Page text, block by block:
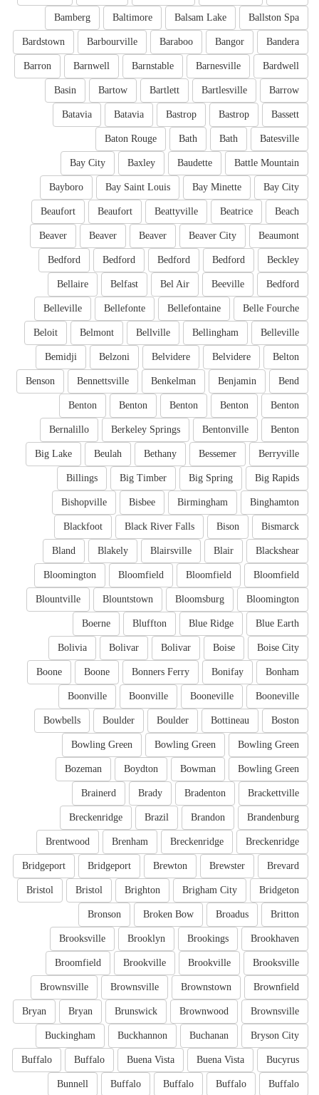
Ballston Spa
Balsam Lake
Baltimore
Bamberg
Bandera
Bangor
Baraboo
Barbourville
Bardstown
Bardwell
Barnesville
Barnstable
Barnwell
Barron
Barrow
Bartlesville
Bartlett
Bartow
Basin
Bassett
Bastrop
Bastrop
Batavia
Batavia
Batesville
Bath
Bath
Baton Rouge
Battle Mountain
Baudette
Baxley
Bay City
Bay City
Bay Minette
Bay Saint Louis
Bayboro
Beach
Beatrice
Beattyville
Beaufort
Beaufort
Beaumont
Beaver City
Beaver
Beaver
Beaver
Beckley
Bedford
Bedford
Bedford
Bedford
Bedford
Beeville
Bel Air
Belfast
Bellaire
Belle Fourche
Bellefontaine
Bellefonte
Belleville
Belleville
Bellingham
Bellville
Belmont
Beloit
Belton
Belvidere
Belvidere
Belzoni
Bemidji
Bend
Benjamin
Benkelman
Bennettsville
Benson
Benton
Benton
Benton
Benton
Benton
Benton
Bentonville
Berkeley Springs
Bernalillo
Berryville
Bessemer
Bethany
Beulah
Big Lake
Big Rapids
Big Spring
Big Timber
Billings
Binghamton
Birmingham
Bisbee
Bishopville
Bismarck
Bison
Black River Falls
Blackfoot
Blackshear
Blair
Blairsville
Blakely
Bland
Bloomfield
Bloomfield
Bloomfield
Bloomington
Bloomington
Bloomsburg
Blountstown
Blountville
Blue Earth
Blue Ridge
Bluffton
Boerne
Boise City
Boise
Bolivar
Bolivar
Bolivia
Bonham
Bonifay
Bonners Ferry
Boone
Boone
Booneville
Booneville
Boonville
Boonville
Boston
Bottineau
Boulder
Boulder
Bowbells
Bowling Green
Bowling Green
Bowling Green
Bowling Green
Bowman
Boydton
Bozeman
Brackettville
Bradenton
Brady
Brainerd
Brandenburg
Brandon
Brazil
Breckenridge
Breckenridge
Breckenridge
Brenham
Brentwood
Brevard
Brewster
Brewton
Bridgeport
Bridgeport
Bridgeton
Brigham City
Brighton
Bristol
Bristol
Britton
Broadus
Broken Bow
Bronson
Brookhaven
Brookings
Brooklyn
Brooksville
Brooksville
Brookville
Brookville
Broomfield
Brownfield
Brownstown
Brownsville
Brownsville
Brownsville
Brownwood
Brunswick
Bryan
Bryan
Bryson City
Buchanan
Buckhannon
Buckingham
Bucyrus
Buena Vista
Buena Vista
Buffalo
Buffalo
Buffalo
Buffalo
Buffalo
Buffalo
Bunnell